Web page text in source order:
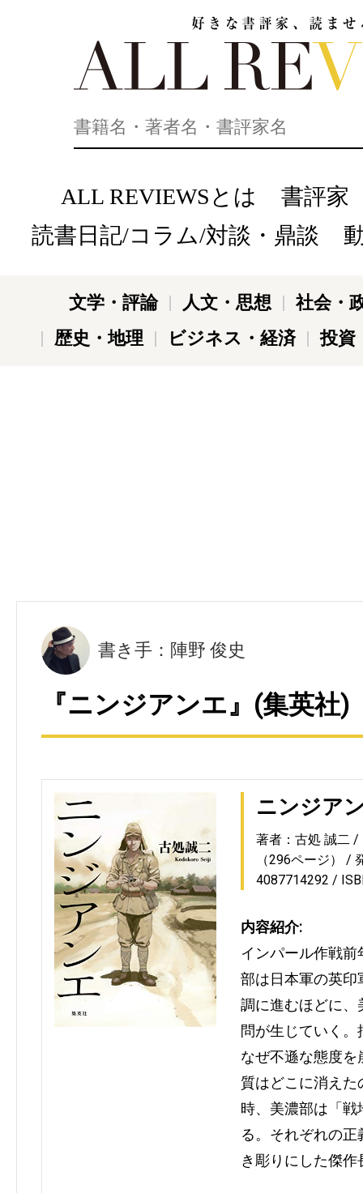
ALL REVIEWSとは
書評家
読書日記/コラム/対談・鼎談
文学・評論 人文・思想
社会・
歴史・地理
ビジネス・経済 投資
書き手：陣野 俊史
『ニンジアンエ』(集英社)
ニンジア
著者：古処 誠二
（296ページ）
4087714292
内容紹介:
インパール作戦
部は日本軍の英印
調に進むほどに、
問が生じていく
なぜ不遜な態度
質はどこに消え
時、美濃部は「
る。それぞれの
き彫りにした傑作